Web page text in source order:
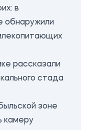
в
обнаружили
рассказали
стада
зоне
камеру